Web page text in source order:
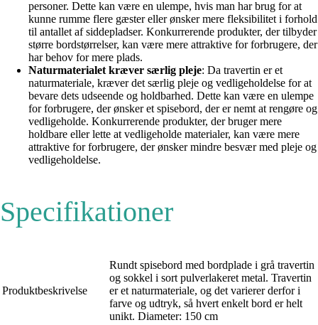
personer. Dette kan være en ulempe, hvis man har brug for at
kunne rumme flere gæster eller ønsker mere fleksibilitet i forhold
til antallet af siddepladser. Konkurrerende produkter, der tilbyder
større bordstørrelser, kan være mere attraktive for forbrugere, der
har behov for mere plads.
Naturmaterialet kræver særlig pleje: Da travertin er et
naturmateriale, kræver det særlig pleje og vedligeholdelse for at
bevare dets udseende og holdbarhed. Dette kan være en ulempe
for forbrugere, der ønsker et spisebord, der er nemt at rengøre og
vedligeholde. Konkurrerende produkter, der bruger mere
holdbare eller lette at vedligeholde materialer, kan være mere
attraktive for forbrugere, der ønsker mindre besvær med pleje og
vedligeholdelse.
Specifikationer
Produktbeskrivelse
Rundt spisebord med bordplade i grå travertin
og sokkel i sort pulverlakeret metal. Travertin
er et naturmateriale, og det varierer derfor i
farve og udtryk, så hvert enkelt bord er helt
unikt. Diameter: 150 cm